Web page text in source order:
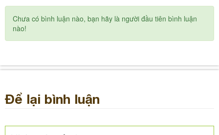
Chưa có bình luận nào, bạn hãy là người đầu tiên bình luận
nào!
Để lại bình luận